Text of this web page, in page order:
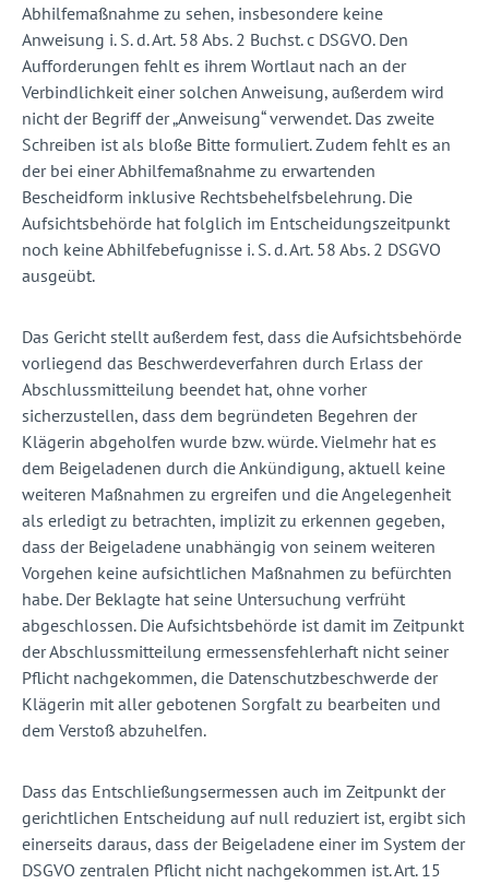
Abhilfemaßnahme zu sehen, insbesondere keine
Anweisung i. S. d. Art. 58 Abs. 2 Buchst. c DSGVO. Den
Aufforderungen fehlt es ihrem Wortlaut nach an der
Verbindlichkeit einer solchen Anweisung, außerdem wird
nicht der Begriff der „Anweisung“ verwendet. Das zweite
Schreiben ist als bloße Bitte formuliert. Zudem fehlt es an
der bei einer Abhilfemaßnahme zu erwartenden
Bescheidform inklusive Rechtsbehelfsbelehrung. Die
Aufsichtsbehörde hat folglich im Entscheidungszeitpunkt
noch keine Abhilfebefugnisse i. S. d. Art. 58 Abs. 2 DSGVO
ausgeübt.
Das Gericht stellt außerdem fest, dass die Aufsichtsbehörde
vorliegend das Beschwerdeverfahren durch Erlass der
Abschlussmitteilung beendet hat, ohne vorher
sicherzustellen, dass dem begründeten Begehren der
Klägerin abgeholfen wurde bzw. würde. Vielmehr hat es
dem Beigeladenen durch die Ankündigung, aktuell keine
weiteren Maßnahmen zu ergreifen und die Angelegenheit
als erledigt zu betrachten, implizit zu erkennen gegeben,
dass der Beigeladene unabhängig von seinem weiteren
Vorgehen keine aufsichtlichen Maßnahmen zu befürchten
habe. Der Beklagte hat seine Untersuchung verfrüht
abgeschlossen. Die Aufsichtsbehörde ist damit im Zeitpunkt
der Abschlussmitteilung ermessensfehlerhaft nicht seiner
Pflicht nachgekommen, die Datenschutzbeschwerde der
Klägerin mit aller gebotenen Sorgfalt zu bearbeiten und
dem Verstoß abzuhelfen.
Dass das Entschließungsermessen auch im Zeitpunkt der
gerichtlichen Entscheidung auf null reduziert ist, ergibt sich
einerseits daraus, dass der Beigeladene einer im System der
DSGVO zentralen Pflicht nicht nachgekommen ist. Art. 15